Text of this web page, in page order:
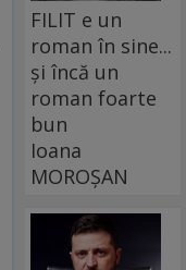
FILIT e un
roman în sine...
și încă un
roman foarte
bun
Ioana
MOROȘAN